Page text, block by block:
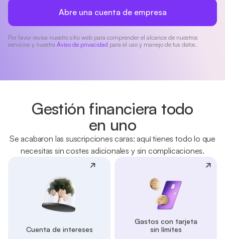
Abre una cuenta de empresa
Por favor revisa nuestro sitio web para comprender el alcance de nuestros
servicios y nuestra Aviso de privacidad para el uso y manejo de tus datos.
Gestión financiera todo
en uno
Se acabaron las suscripciones caras: aquí tienes todo lo que
necesitas sin costes adicionales y sin complicaciones.
Cuenta de intereses
Gastos con tarjeta
sin límites